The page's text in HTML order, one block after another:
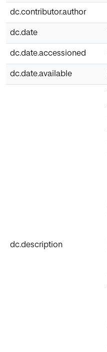
dc.contributor.author
dc.date
dc.date.accessioned
dc.date.available
dc.description